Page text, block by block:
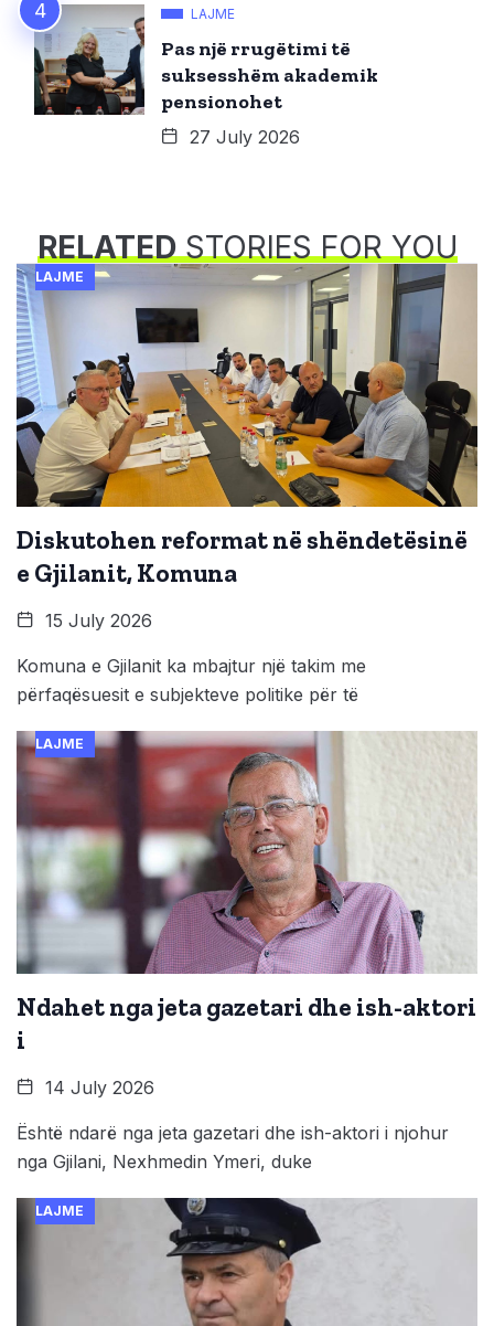
LAJME
Pas një rrugëtimi të
suksesshëm akademik
pensionohet
27 July 2026
RELATEDSTORIES FOR YOU
LAJME
Diskutohen reformat në shëndetësinë
e Gjilanit, Komuna
15 July 2026
Komuna e Gjilanit ka mbajtur një takim me
përfaqësuesit e subjekteve politike për të
LAJME
Ndahet nga jeta gazetari dhe ish-aktori
i
14 July 2026
Është ndarë nga jeta gazetari dhe ish-aktori i njohur
nga Gjilani, Nexhmedin Ymeri, duke
LAJME